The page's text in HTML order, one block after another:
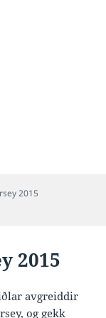
2015
2015
2015
avgreiddir
og gekk